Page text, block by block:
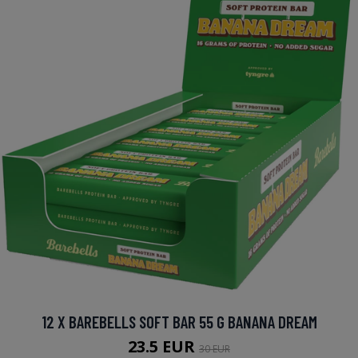
12 X BAREBELLS SOFT BAR 55 G BANANA DREAM
23.5 EUR 30 EUR